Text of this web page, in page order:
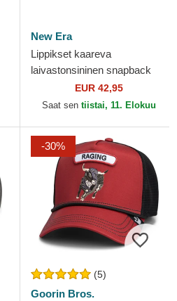
New Era
Lippikset kaareva
laivastonsininen snapback
9FORTY M-Crown Visor
Print Red Bull Racing
EUR 42,95
Saat sen tiistai, 11. Elokuu
-30%
(5)
Goorin Bros.